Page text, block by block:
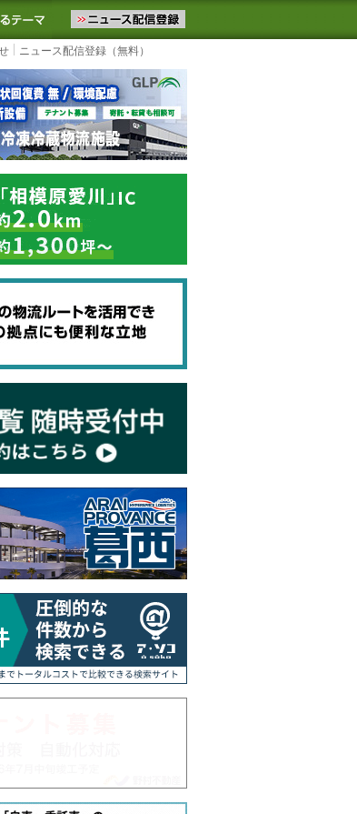
お届けします。物流ニュースメール配信を登録す
りに追加 よく見るテーマ
ニュース配信登録（無料）